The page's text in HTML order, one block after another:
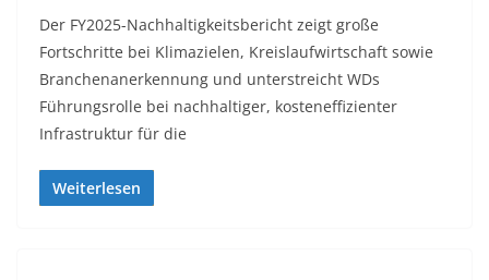
Der FY2025-Nachhaltigkeitsbericht zeigt große
Fortschritte bei Klimazielen, Kreislaufwirtschaft sowie
Branchenanerkennung und unterstreicht WDs
Führungsrolle bei nachhaltiger, kosteneffizienter
Infrastruktur für die
Weiterlesen